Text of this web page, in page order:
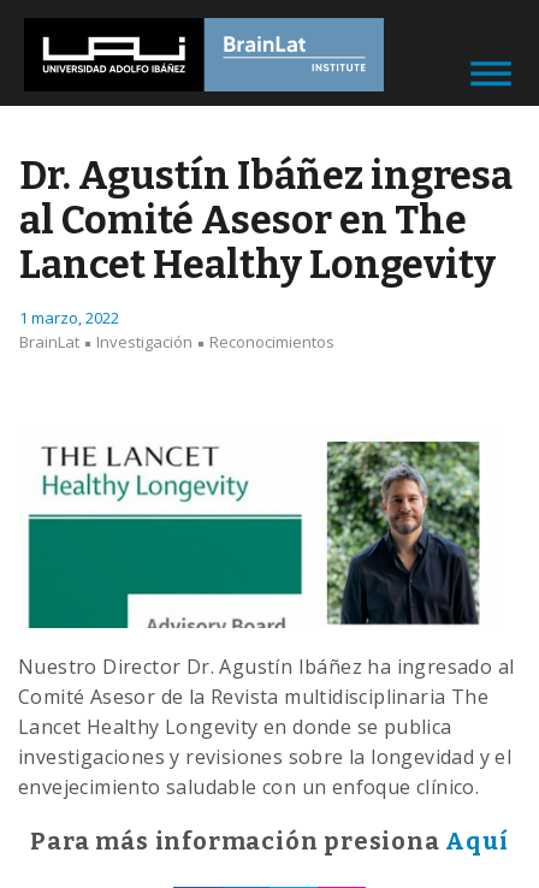
Dr. Agustín Ibáñez ingresa
al Comité Asesor en The
Lancet Healthy Longevity
1 marzo, 2022
BrainLat
Investigación Reconocimientos
Nuestro Director Dr. Agustín Ibáñez ha ingresado al
Comité Asesor de la Revista multidisciplinaria The
Lancet Healthy Longevity en donde se publica
investigaciones y revisiones sobre la longevidad y el
envejecimiento saludable con un enfoque clínico.
Para más información presiona Aquí